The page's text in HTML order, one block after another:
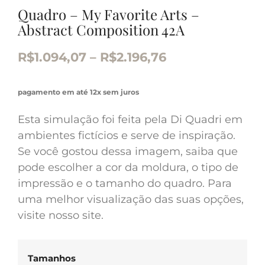
Quadro – My Favorite Arts –
Abstract Composition 42A
R$1.094,07 – R$2.196,76
pagamento em até 12x sem juros
Esta simulação foi feita pela Di Quadri em
ambientes fictícios e serve de inspiração.
Se você gostou dessa imagem, saiba que
pode escolher a cor da moldura, o tipo de
impressão e o tamanho do quadro. Para
uma melhor visualização das suas opções,
visite nosso site.
Tamanhos